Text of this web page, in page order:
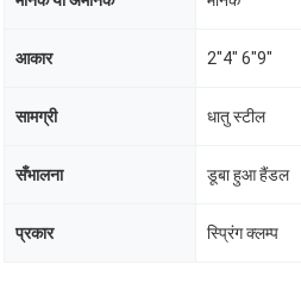
आकार 2"4" 6"9"
सामग्री धातु स्टील
सँभालना डूबा हुआ हैंडल
प्रकार स्प्रिंग क्लम्प